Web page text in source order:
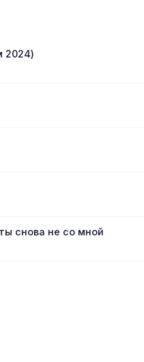
2024)
снова не со мной